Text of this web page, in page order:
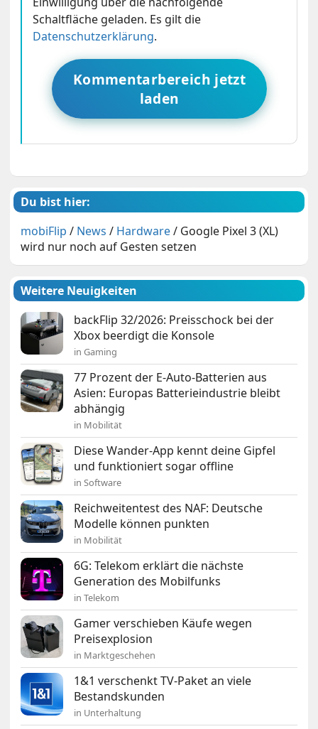
Schaltfläche geladen. Es gilt die
Datenschutzerklärung.
Kommentarbereich jetzt
laden
Du bist hier:
mobiFlip / News / Hardware/ Google Pixel 3 (XL)
wird nur noch auf Gesten setzen
Weitere Neuigkeiten
backFlip 32/2026: Preisschock bei der
Xbox beerdigt die Konsole
in Gaming
77 Prozent der E-Auto-Batterien aus
Asien: Europas Batterieindustrie bleibt
abhängig
in Mobilität
Diese Wander-App kennt deine Gipfel
und funktioniert sogar offline
in Software
Reichweitentest des NAF: Deutsche
Modelle können punkten
in Mobilität
6G: Telekom erklärt die nächste
Generation des Mobilfunks
in Telekom
Gamer verschieben Käufe wegen
Preisexplosion
in Marktgeschehen
1&1 verschenkt TV-Paket an viele
Bestandskunden
in Unterhaltung